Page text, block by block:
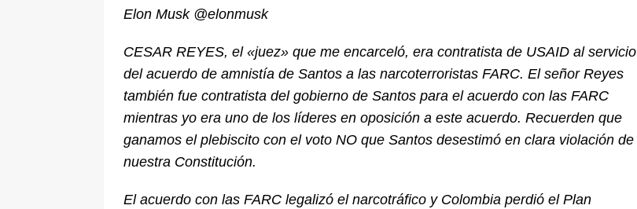
Elon Musk @elonmusk
CESAR REYES, el «juez» que me encarceló, era contratista de USAID al servicio
del acuerdo de amnistía de Santos a las narcoterroristas FARC. El señor Reyes
también fue contratista del gobierno de Santos para el acuerdo con las FARC
mientras yo era uno de los líderes en oposición a este acuerdo. Recuerden que
ganamos el plebiscito con el voto NO que Santos desestimó en clara violación de
nuestra Constitución.
El acuerdo con las FARC legalizó el narcotráfico y Colombia perdió el Plan